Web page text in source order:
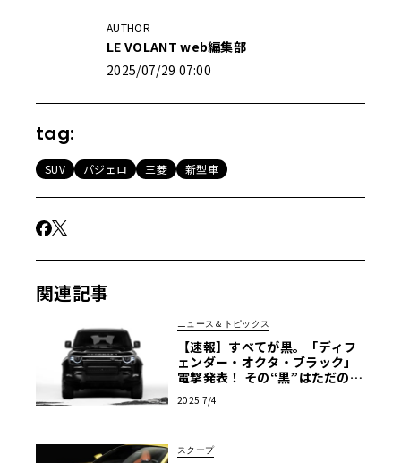
AUTHOR
LE VOLANT web編集部
2025/07/29 07:00
tag:
SUV パジェロ 三菱 新型車
関連記事
ニュース＆トピックス
【速報】すべてが黒。「ディフ
ェンダー・オクタ・ブラック」
電撃発表！ その“黒”はただの黒
2025 7/4
スクープ